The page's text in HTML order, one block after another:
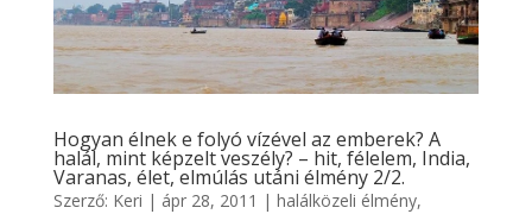
Hogyan élnek e folyó vízével az emberek? A
halál, mint képzelt veszély? – hit, félelem, India,
Varanas, élet, elmúlás utáni élmény 2/2.
Szerző: Keri | ápr 28, 2011 | halálközeli élmény,